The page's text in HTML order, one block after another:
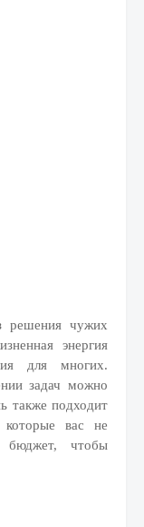
решения чужих
энергия
для многих.
задач можно
также подходит
вас не
бюджет, чтобы